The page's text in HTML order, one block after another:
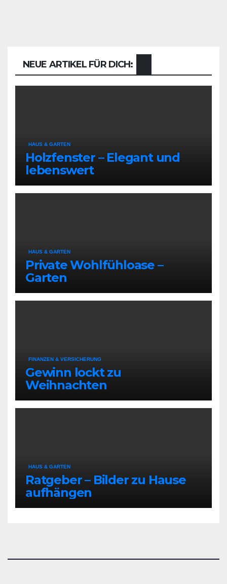
NEUE ARTIKEL FÜR DICH:
HAUS & GARTEN
Holzfenster – Elegant und
lebenswert
HAUS & GARTEN
Private Wohlfühloase –
Garten
FINANZEN & VERSICHERUNG
Gewinn lockt zu
Weihnachten
HAUS & GARTEN
Ratgeber – Bilder zu Hause
aufhängen